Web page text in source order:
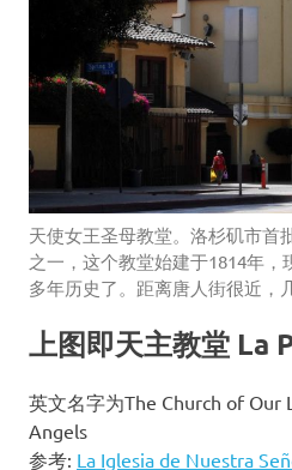
天使女王圣母教堂。洛杉矶市首
之一，这个教堂始建于1814年，
多年历史了。距离唐人街很近，
上图即天主教堂 La
英文名字为The Church of Our
Angels
参考: La Iglesia de Nuestra